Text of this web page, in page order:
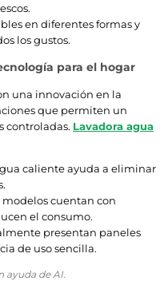
en diferentes formas y
los gustos.
para el hogar
una innovación en la
que permiten un
controladas. Lavadora agua
caliente ayuda a eliminar
modelos cuentan con
el consumo.
presentan paneles
de uso sencilla.
ayuda de AI.